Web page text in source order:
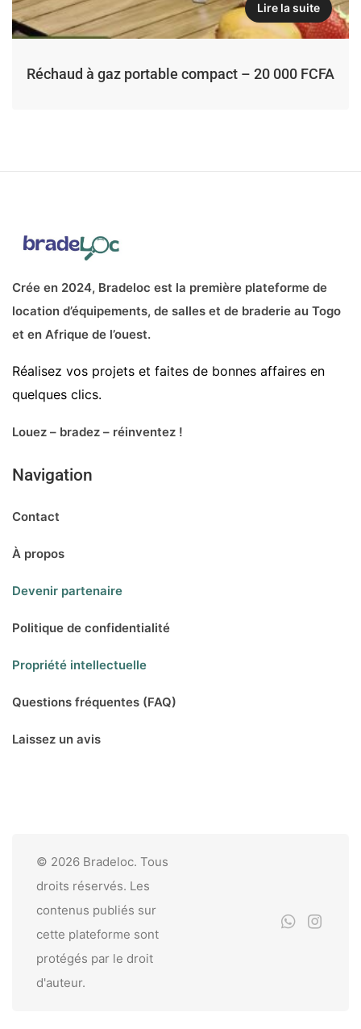
Lire la suite
Réchaud à gaz portable compact – 20 000 FCFA
Crée en 2024, Bradeloc est la première plateforme de
location d’équipements, de salles et de braderie au Togo
et en Afrique de l’ouest.
Réalisez vos projets et faites de bonnes affaires en
quelques clics.
Louez – bradez – réinventez !
Navigation
Contact
À propos
Devenir partenaire
Politique de confidentialité
Propriété intellectuelle
Questions fréquentes (FAQ)
Laissez un avis
© 2026 Bradeloc. Tous
droits réservés. Les
contenus publiés sur
cette plateforme sont
protégés par le droit
d'auteur.